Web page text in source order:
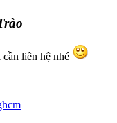
liên hệ nhé